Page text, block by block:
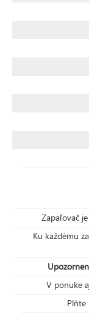
Zapaľovač
Ku každému
V ponuke
Plňte